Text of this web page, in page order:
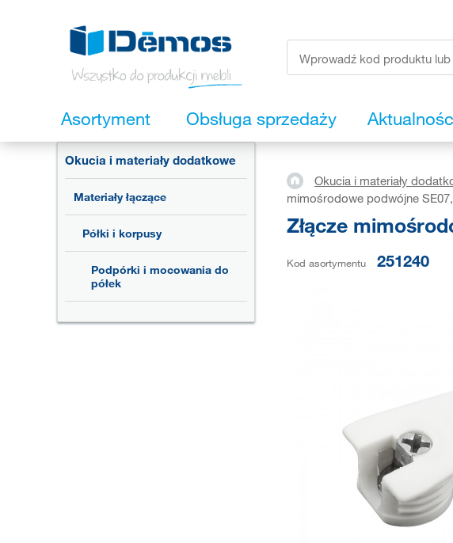
Asortyment Obsługa sprzedaży
Okucia i materiały dodatkowe
Materiały łączące
Półki i korpusy
Podpórki i mocowania do
półek
Okucia i materiały
mimośrodowe podwójne SE07,
Złącze
Kod asortymentu 251240